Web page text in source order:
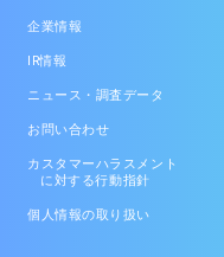
企業情報
IR情報
ニュース・調査データ
お問い合わせ
カスタマーハラスメント
に対する行動指針
個人情報の取り扱い